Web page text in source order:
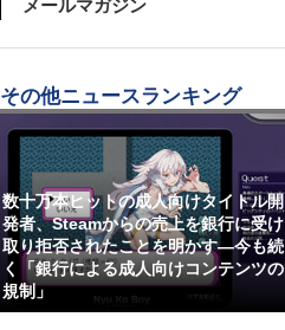
メールマガジン
その他ニュースランキング
数十万本ヒットの成人向けタイトル開
発者、Steamからの売上を銀行に受け
取り拒否されたことを明かす―今も続
く「銀行による成人向けコンテンツの
規制」